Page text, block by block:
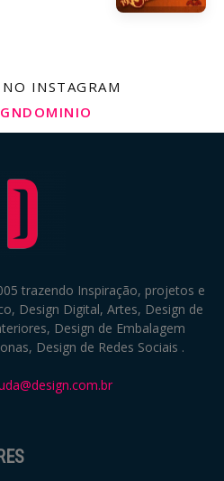
INSTAGRAM
trazendo Inspiração, projetos e
Design Digital, Artes, Design de
Design de Embalagem
Design de Redes Sociais .